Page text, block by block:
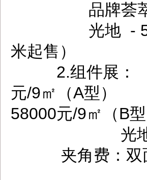
品牌荟萃廊-
光地 - 5500元
米起售）
2.组件展： 标
元/9㎡（A型）
58000元/9㎡（B型
光地 -
夹角费：双面